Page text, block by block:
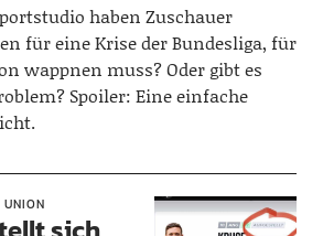
haben Zuschauer
für eine Krise der Bundesliga, für
wappnen muss? Oder gibt es
Spoiler: Eine einfache
UNION